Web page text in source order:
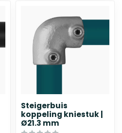
Steigerbuis
koppeling kniestuk |
Ø21.3 mm